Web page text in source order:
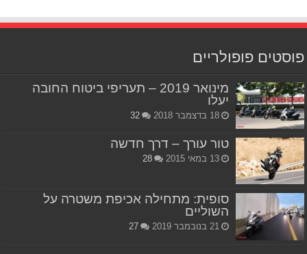
פוסטים פופולריים
מינואר 2019 – תעריפי ביטוח החובה
יעלו
18 בדצמבר 2018 32
טור עורך – דרך חדשה
13 במאי 2015 28
סופית: מתחילה אכיפת משטרה על
השוליים
21 בנובמבר 2019 27